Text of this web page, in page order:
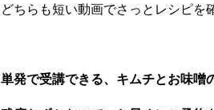
どちらも短い動画でさっとレシピを
単発で受講できる、キムチとお味噌